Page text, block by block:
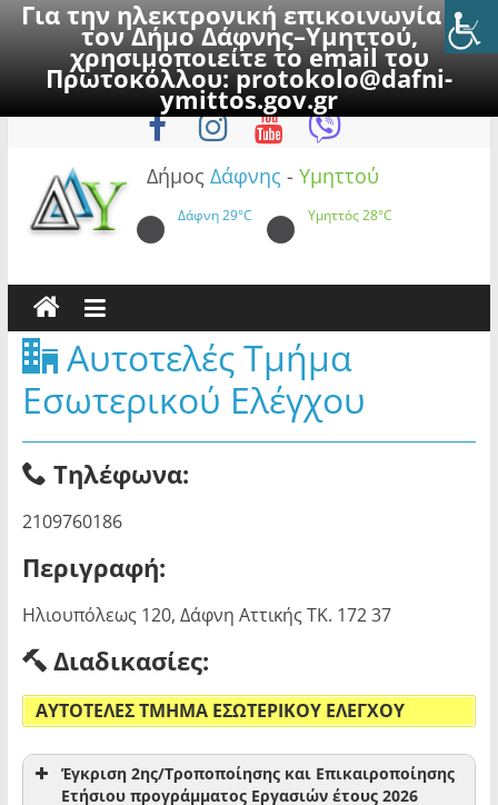
Για την ηλεκτρονική επικοινωνία με
τον Δήμο Δάφνης–Υμηττού,
χρησιμοποιείτε το email του
Πρωτοκόλλου:protokolo@dafni-
ymittos.gov.gr
to
Δευτέρα, 10 Αυγούστου 2026
Δήμος Δάφνης - Υμηττού
Δάφνη29°C Υμηττός28°C
Αυτοτελές Τμήμα
Εσωτερικού Ελέγχου
Τηλέφωνα:
2109760186
Περιγραφή:
Ηλιουπόλεως 120, Δάφνη Αττικής ΤΚ. 172 37
Διαδικασίες:
ΑΥΤΟΤΕΛΕΣ ΤΜΗΜΑ ΕΣΩΤΕΡΙΚΟΥ ΕΛΕΓΧΟΥ
Έγκριση 2ης/Τροποποίησης και Επικαιροποίησης
Ετήσιου προγράμματος Εργασιών έτους 2026